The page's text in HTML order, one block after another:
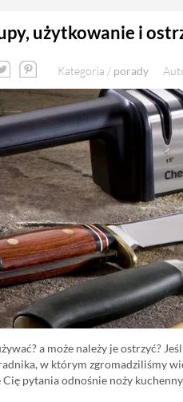
użytkowanie i
Kategoria / porady
a może należy je ostrzyć?
w którym zgromadziliśmy
pytania odnośnie noży